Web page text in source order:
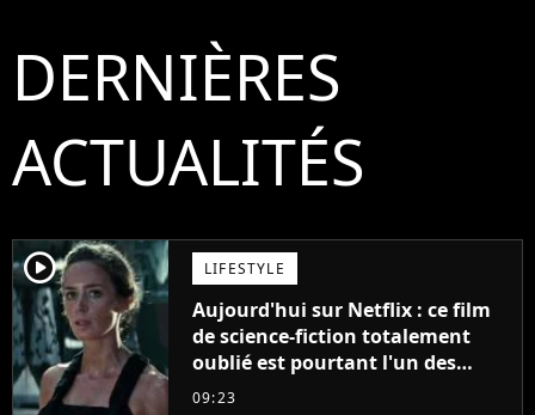
DERNIÈRES
ACTUALITÉS
player2 LIFESTYLE
Aujourd'hui sur Netflix : ce film
de science-fiction totalement
oublié est pourtant l'un des
meilleurs des années 2010
09:23